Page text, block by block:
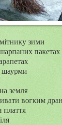
зими
пакетах
шаурми
земля
вогким
плаття